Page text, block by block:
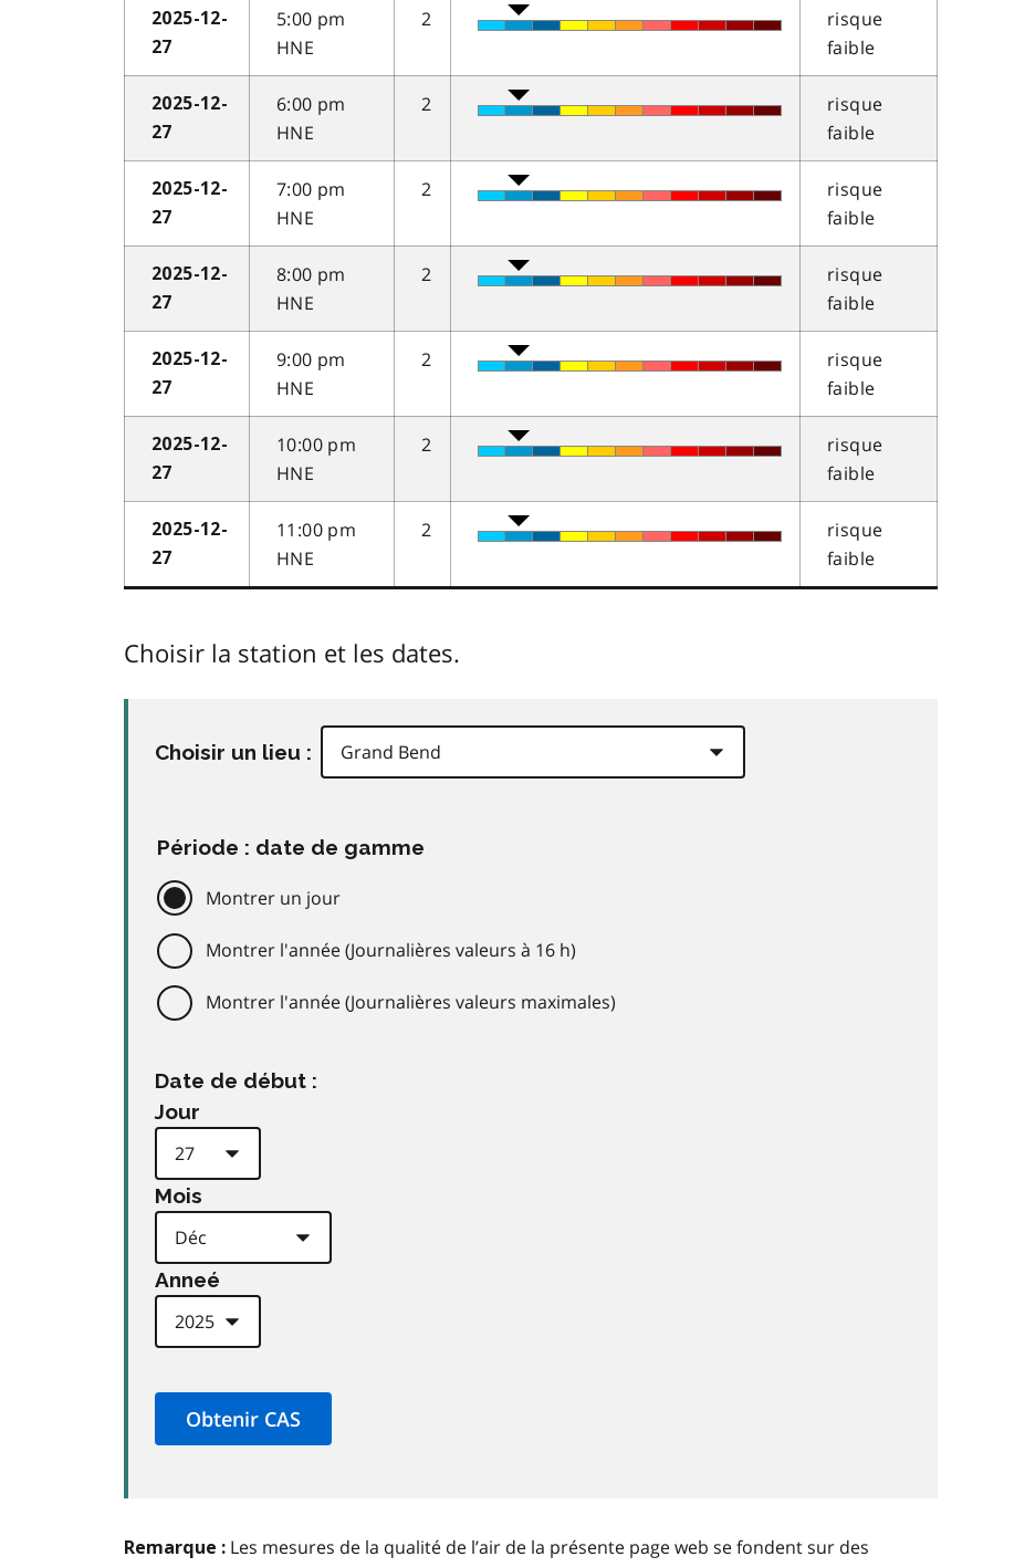
2025-12-
27
5:00 pm
HNE
2
risque
faible
2025-12-
27
6:00 pm
HNE
2
risque
faible
2025-12-
27
7:00 pm
HNE
2
risque
faible
2025-12-
27
8:00 pm
HNE
2
risque
faible
2025-12-
27
9:00 pm
HNE
2
risque
faible
2025-12-
27
10:00 pm
HNE
2
risque
faible
2025-12-
27
11:00 pm
HNE
2
risque
faible
Choisir la station et les dates.
Choisir un lieu :
Période : date de gamme
Montrer un jour
Montrer l'année (Journalières valeurs à 16 h)
Montrer l'année (Journalières valeurs maximales)
Date de début :
Jour
Mois
Anneé
Remarque : Les mesures de la qualité de l’air de la présente page web se fondent sur des